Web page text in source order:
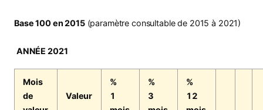
Base 100 en 2015(paramètre consultable de 2015 à 2021)
ANNÉE 2021
Mois
de
Valeur
%
1
%
3
%
12